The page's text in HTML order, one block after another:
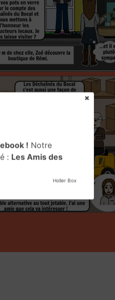
! Notre
: Les Amis des
Holler Box